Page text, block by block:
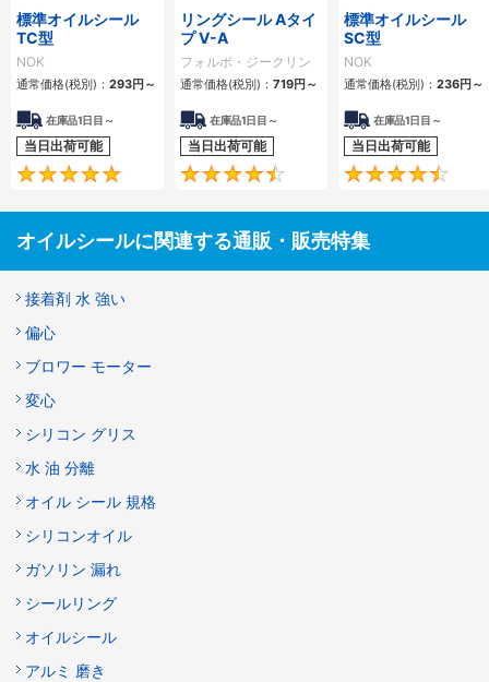
標準オイルシール
TC型
NOK
通常価格(税別)： 293円 ～
在庫品1日目～
当日出荷可能
4.9
リングシール Aタイ
プ V-A
フォルボ・ジークリン
グ
通常価格(税別)： 719円 ～
在庫品1日目～
当日出荷可能
4.5
標準オイルシール
SC型
NOK
通常価格(税別)： 236円 ～
在庫品1日目～
当日出荷可能
オイルシールに関連する通販・販売特集
接着剤 水 強い
偏心
ブロワー モーター
変心
シリコン グリス
水 油 分離
オイル シール 規格
シリコンオイル
ガソリン 漏れ
シールリング
オイルシール
アルミ 磨き